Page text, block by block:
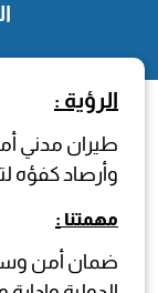
الرؤية :
طيران مدني
وأرصاد كفؤه
مهمتنا :
ضمان أمن